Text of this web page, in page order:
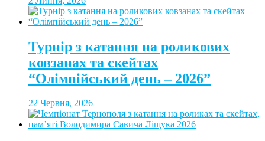
Турнір з катання на роликових
ковзанах та скейтах
“Олімпійський день – 2026”
22 Червня, 2026